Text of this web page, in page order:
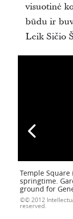
visuotinė
būdu ir
Leik Sičio
Temple
springtime.
ground for
© 2012
reserved.